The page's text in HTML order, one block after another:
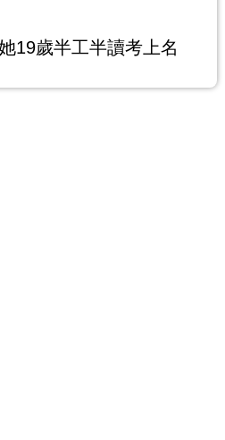
19歲半工半讀考上名